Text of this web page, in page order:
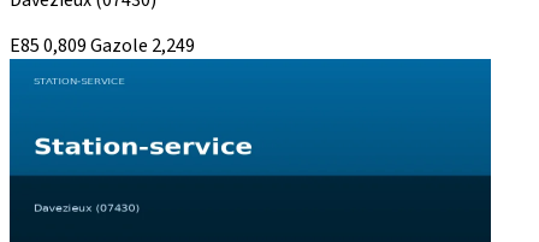
E850,809Gazole 2,249